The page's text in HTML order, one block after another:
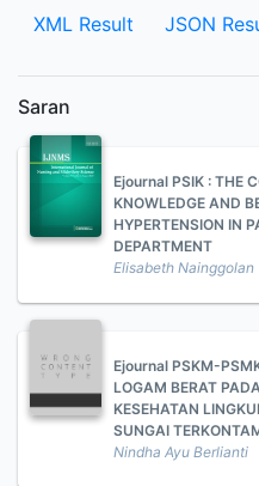
XML Result JSON
Saran
Ejournal PSIK : THE
KNOWLEDGE AND
HYPERTENSION IN
DEPARTMENT
Elisabeth Nainggolan
Ejournal PSKM-
LOGAM BERAT
KESEHATAN
SUNGAI
Nindha Ayu Berlianti